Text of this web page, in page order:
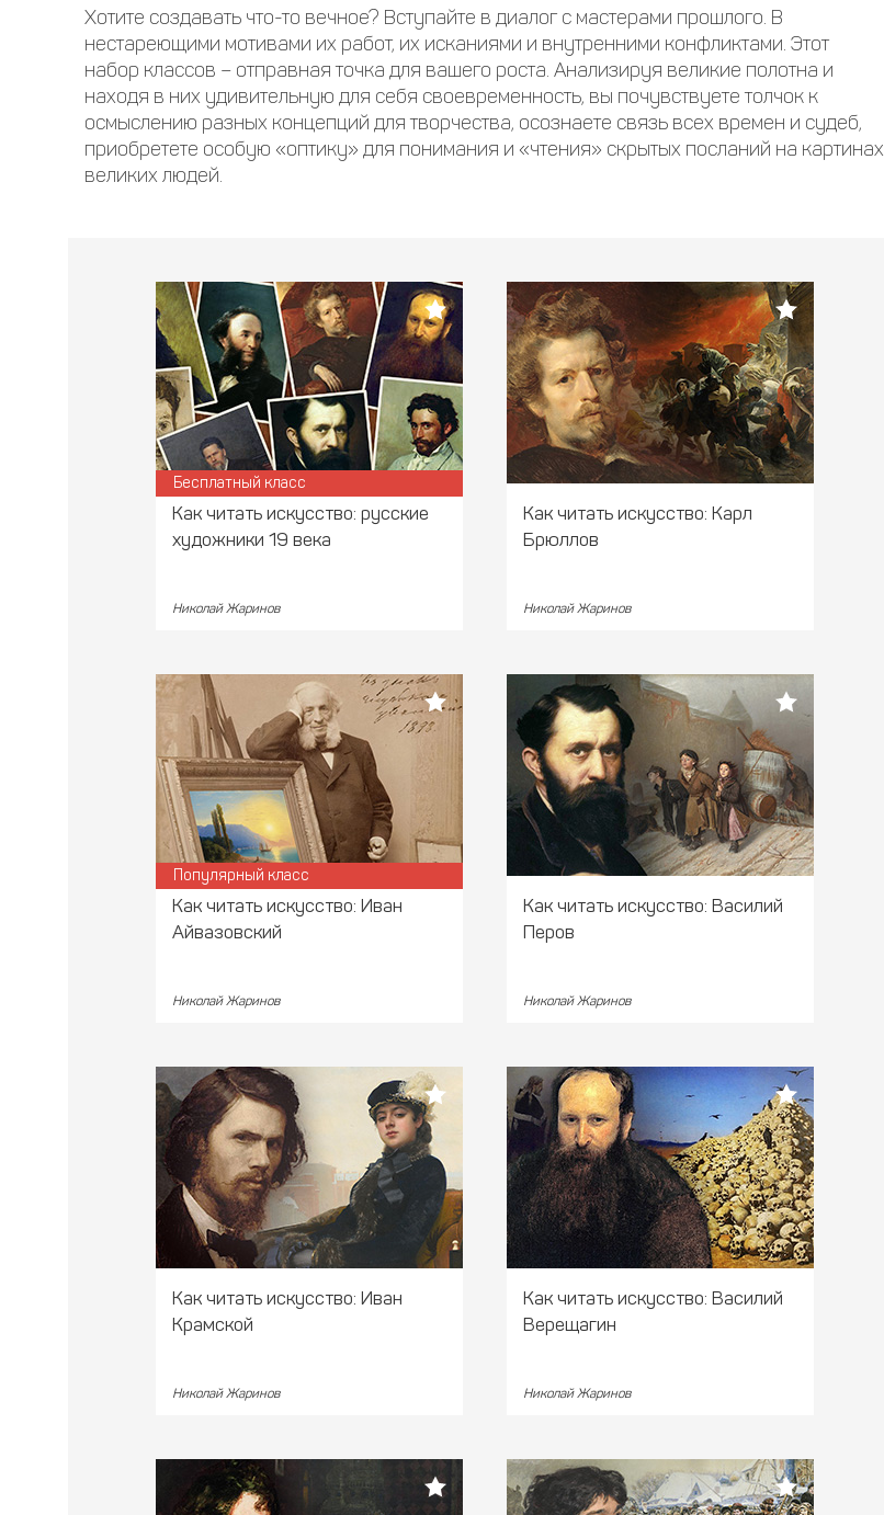
Хотите создавать что-то вечное? Вступайте в диалог с мастерами прошлого. В
нестареющими мотивами их работ, их исканиями и внутренними конфликтами. Этот
набор классов – отправная точка для вашего роста. Анализируя великие полотна и
находя в них удивительную для себя своевременность, вы почувствуете толчок к
осмыслению разных концепций для творчества, осознаете связь всех времен и судеб,
приобретете особую «оптику» для понимания и «чтения» скрытых посланий на картинах
великих людей.
Как читать искусство: русские
художники 19 века
Николай Жаринов
Бесплатный класс
Как читать искусство: Карл
Брюллов
Николай Жаринов
Как читать искусство: Иван
Айвазовский
Николай Жаринов
Популярный класс
Как читать искусство: Василий
Перов
Николай Жаринов
Как читать искусство: Иван
Крамской
Николай Жаринов
Как читать искусство: Василий
Верещагин
Николай Жаринов